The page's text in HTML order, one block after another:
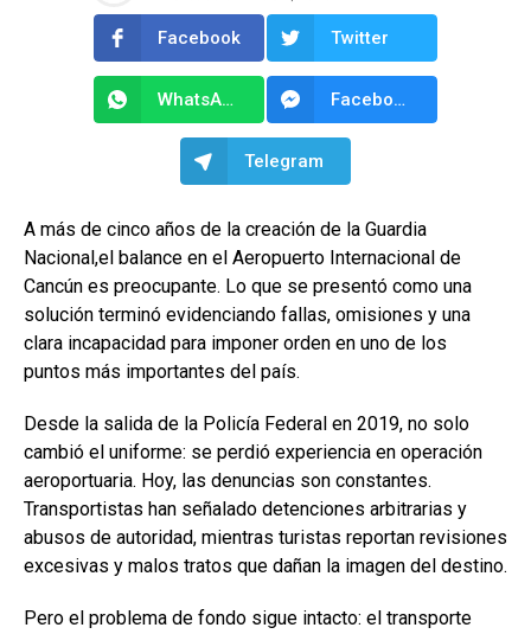
Facebook Twitter
WhatsApp Facebook Messenger
Telegram
A más de cinco años de la creación de la Guardia
Nacional,el balance en el Aeropuerto Internacional de
Cancún es preocupante. Lo que se presentó como una
solución terminó evidenciando fallas, omisiones y una
clara incapacidad para imponer orden en uno de los
puntos más importantes del país.
Desde la salida de la Policía Federal en 2019, no solo
cambió el uniforme: se perdió experiencia en operación
aeroportuaria. Hoy, las denuncias son constantes.
Transportistas han señalado detenciones arbitrarias y
abusos de autoridad, mientras turistas reportan revisiones
excesivas y malos tratos que dañan la imagen del destino.
Pero el problema de fondo sigue intacto: el transporte